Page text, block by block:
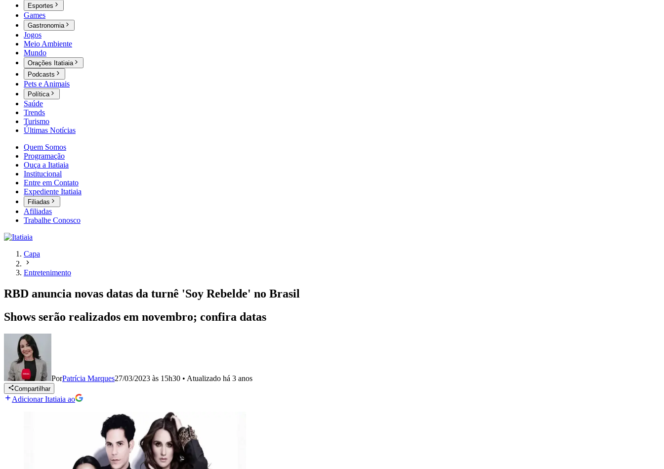
Esportes
Games
Gastronomia
Jogos
Meio Ambiente
Mundo
Orações Itatiaia
Podcasts
Pets e Animais
Política
Saúde
Trends
Turismo
Últimas Notícias
Quem Somos
Programação
Ouça a Itatiaia
Institucional
Entre em Contato
Expediente Itatiaia
Filiadas
Afiliadas
Trabalhe Conosco
Capa
Entretenimento
RBD anuncia novas datas da turnê 'Soy Rebelde' no Brasil
Shows serão realizados em novembro; confira datas
PorPatrícia Marques27/03/2023 às 15h30 • Atualizado há 3 anos
Compartilhar
Adicionar Itatiaia ao